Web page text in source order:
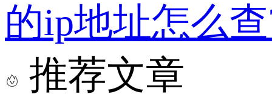
的ip地址怎么
推荐文章